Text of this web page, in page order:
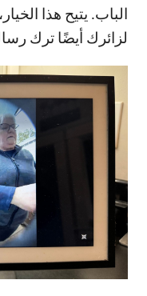
الباب. يتيح هذا
لزائرك أيضًا ترك